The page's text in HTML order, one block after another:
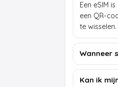
Een eSIM
een QR-
te wisselen.
Wanneer
Kan ik